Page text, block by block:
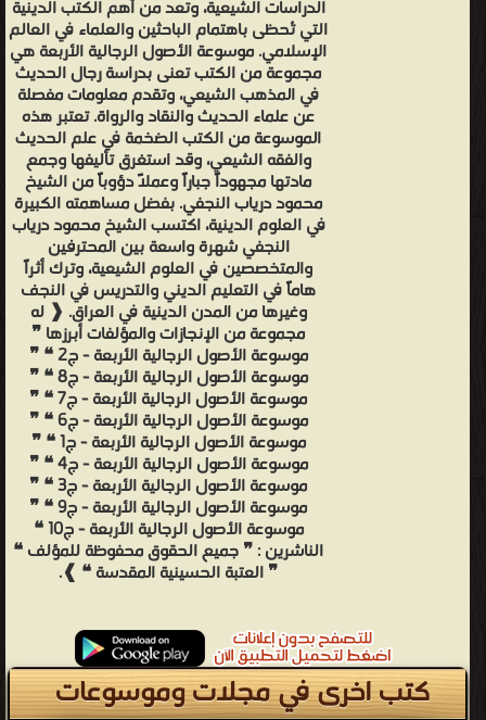
الدراسات الشيعية، وتعد من أهم الكتب الدينية
التي تُحظى باهتمام الباحثين والعلماء في العالم
الإسلامي. موسوعة الأصول الرجالية الأربعة هي
مجموعة من الكتب تعنى بدراسة رجال الحديث
في المذهب الشيعي، وتقدم معلومات مفصلة
عن علماء الحديث والنقاد والرواة. تعتبر هذه
الموسوعة من الكتب الضخمة في علم الحديث
والفقه الشيعي، وقد استغرق تأليفها وجمع
مادتها مجهوداً جباراً وعملاً دؤوباً من الشيخ
محمود درياب النجفي. بفضل مساهمته الكبيرة
في العلوم الدينية، اكتسب الشيخ محمود درياب
النجفي شهرة واسعة بين المحترفين
والمتخصصين في العلوم الشيعية، وترك أثراً
هاماً في التعليم الديني والتدريس في النجف
وغيرها من المدن الدينية في العراق. ❰ له
مجموعة من الإنجازات والمؤلفات أبرزها ❞
موسوعة الأصول الرجالية الأربعة - ج2 ❝ ❞
موسوعة الأصول الرجالية الأربعة - ج8 ❝ ❞
موسوعة الأصول الرجالية الأربعة - ج7 ❝ ❞
موسوعة الأصول الرجالية الأربعة - ج6 ❝ ❞
موسوعة الأصول الرجالية الأربعة - ج1 ❝ ❞
موسوعة الأصول الرجالية الأربعة - ج4 ❝ ❞
موسوعة الأصول الرجالية الأربعة - ج3 ❝ ❞
موسوعة الأصول الرجالية الأربعة - ج9 ❝ ❞
موسوعة الأصول الرجالية الأربعة - ج10 ❝
الناشرين : ❞ جميع الحقوق محفوظة للمؤلف ❝
❞ العتبة الحسينية المقدسة ❝ ❱.
كتب اخرى في مجلات وموسوعات